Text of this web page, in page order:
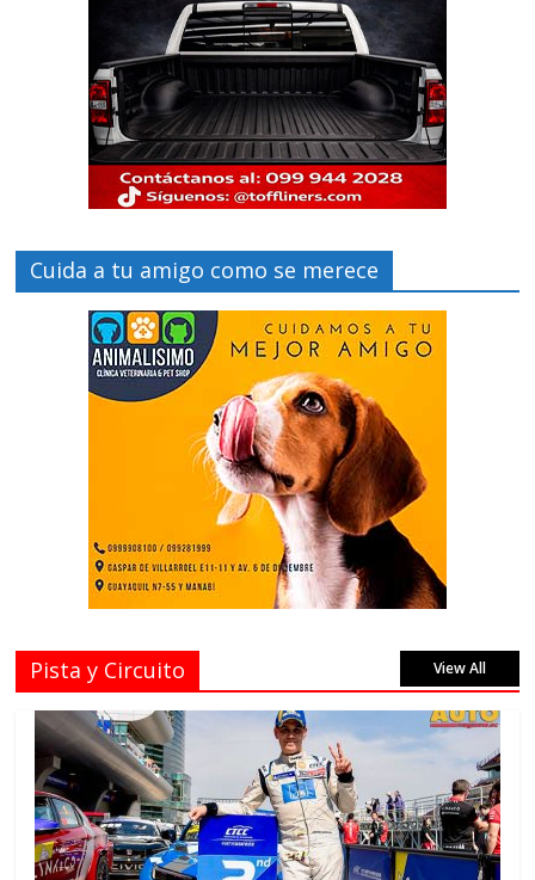
Cuida a tu amigo como se merece
Pista y Circuito View All